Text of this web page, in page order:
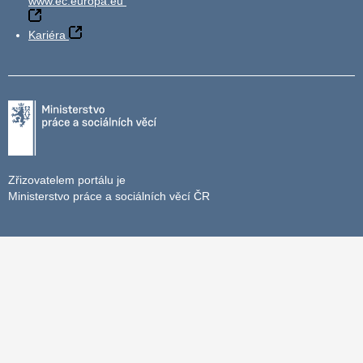
Kariéra
Zřizovatelem portálu je
Ministerstvo práce a sociálních věcí ČR